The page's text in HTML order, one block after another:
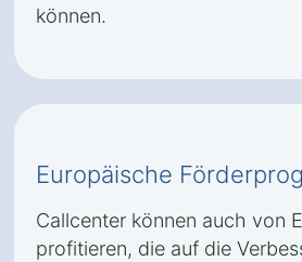
können.
Europäische
Callcenter können auch von
profitieren, die auf die